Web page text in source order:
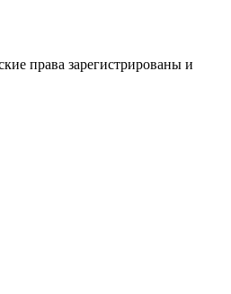
права зарегистрированы и